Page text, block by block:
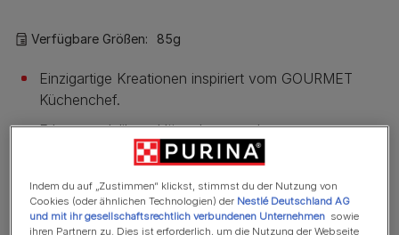
Verfügbare Größen: 85g
Einzigartige Kreationen inspiriert vom GOURMET
Küchenchef.
Erlesene, delikate Häppchen wurden sorgsam gegart
und verführerisch mit ausgewählten Zutaten
Katzennahrung ohne Zusatz künstlicher Farbstoffe,
Konservierungsstoffe und Aromen.
Indem du auf „Zustimmen“ klickst, stimmst du der Nutzung von
Cookies (oder ähnlichen Technologien) der Nestlé Deutschland AG
und mit ihr gesellschaftsrechtlich verbundenen Unternehmen sowie
ihren Partnern zu. Dies ist erforderlich, um die Nutzung der Webseite